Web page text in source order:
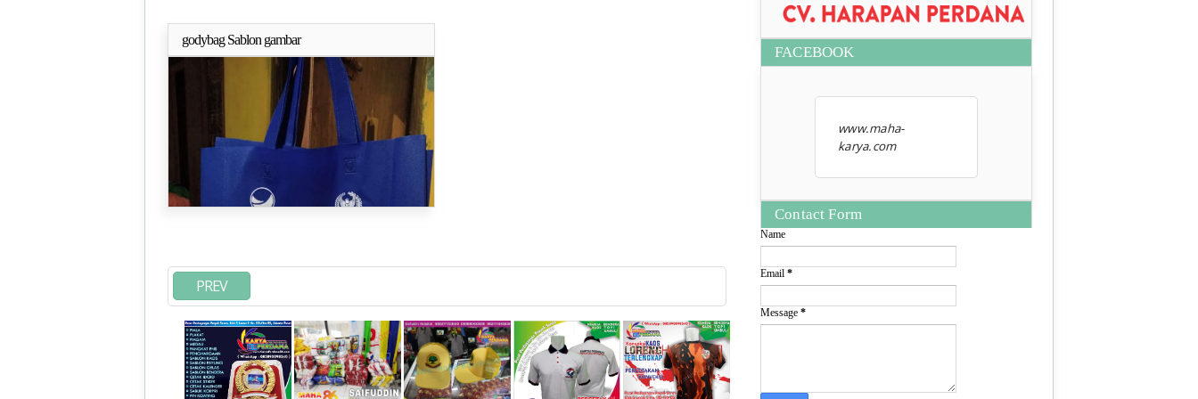
godybag Sablon gambar
PREV
FACEBOOK
www.maha-
karya.com
Contact Form
Name
Email *
Message *